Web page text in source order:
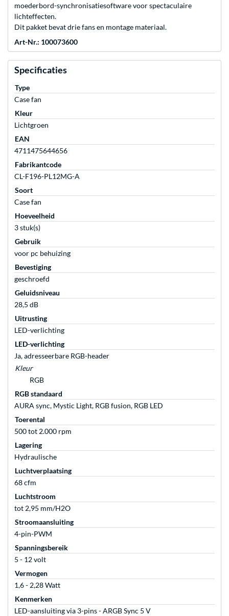
moederbord-synchronisatiesoftware voor spectaculaire
lichteffecten.
Dit pakket bevat drie fans en montage materiaal.
Art-Nr.: 100073600
Specificaties
Type
Case fan
Kleur
Lichtgroen
EAN
4711475644656
Fabrikantcode
CL-F196-PL12MG-A
Soort
Case fan
Hoeveelheid
3 stuk(s)
Gebruik
voor pc behuizing
Bevestiging
geschroefd
Geluidsniveau
28,5 dB
Uitrusting
LED-verlichting
LED-verlichting
Ja, adresseerbare RGB-header
Kleur
RGB
RGB standaard
AURA sync, Mystic Light, RGB fusion, RGB LED
Toerental
500 tot 2.000 rpm
Lagering
Hydraulische
Luchtverplaatsing
68 cfm
Luchtstroom
tot 2,95 mm/H2O
Stroomaansluiting
4-pin-PWM
Spanningsbereik
5 - 12 volt
Vermogen
1,6 - 2,28 Watt
Kenmerken
LED-aansluiting via 3-pins - ARGB Sync 5 V